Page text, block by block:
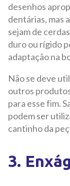
desenhos
dentárias, mas
sejam de
duro ou rígido
adaptação na
Não se deve
outros
para esse fim.
podem ser
cantinho da
3.